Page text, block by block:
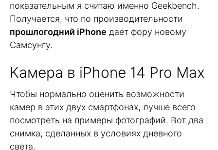
показательным я считаю именно Geekbench.
Получается, что по производительности
прошлогодний iPhone дает фору новому
Самсунгу.
Камера в iPhone 14 Pro Max
Чтобы нормально оценить возможности
камер в этих двух смартфонах, лучше всего
посмотреть на примеры фотографий. Вот два
снимка, сделанных в условиях дневного
света.